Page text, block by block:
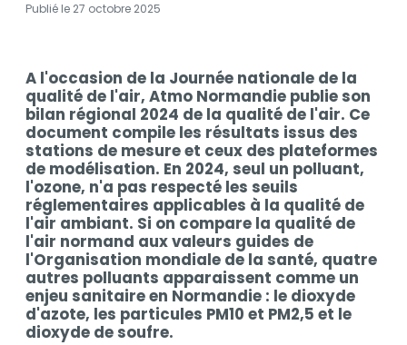
Publié le 27 octobre 2025
Contenu
A l'occasion de la Journée nationale de la
qualité de l'air, Atmo Normandie publie son
bilan régional 2024 de la qualité de l'air. Ce
document compile les résultats issus des
stations de mesure et ceux des plateformes
de modélisation. En 2024, seul un polluant,
l'ozone, n'a pas respecté les seuils
réglementaires applicables à la qualité de
l'air ambiant. Si on compare la qualité de
l'air normand aux valeurs guides de
l'Organisation mondiale de la santé, quatre
autres polluants apparaissent comme un
enjeu sanitaire en Normandie : le dioxyde
d'azote, les particules PM10 et PM2,5 et le
dioxyde de soufre.